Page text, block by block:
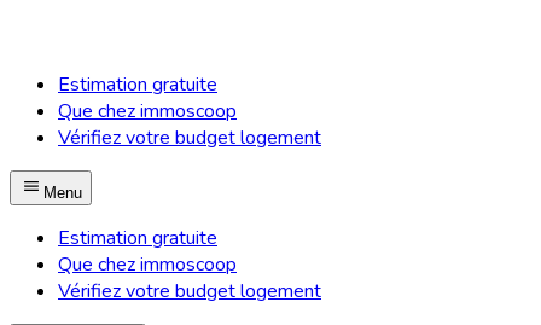
Estimation gratuite
Que chez immoscoop
Vérifiez votre budget logement
Menu
Estimation gratuite
Que chez immoscoop
Vérifiez votre budget logement